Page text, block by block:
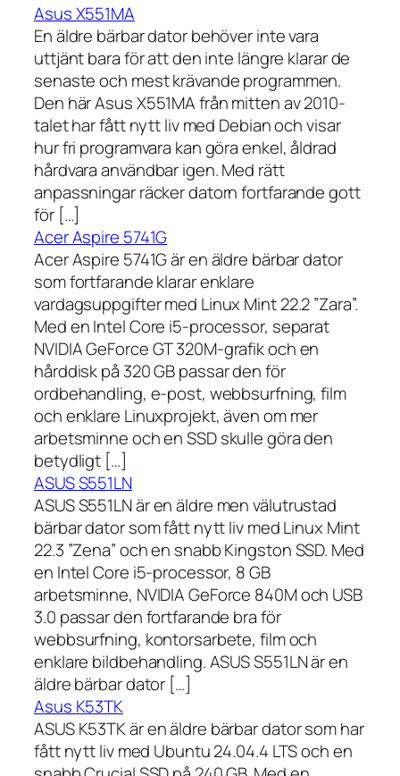
Asus X551MA
En äldre bärbar dator behöver inte vara
uttjänt bara för att den inte längre klarar de
senaste och mest krävande programmen.
Den här Asus X551MA från mitten av 2010-
talet har fått nytt liv med Debian och visar
hur fri programvara kan göra enkel, åldrad
hårdvara användbar igen. Med rätt
anpassningar räcker datorn fortfarande gott
för […]
Acer Aspire 5741G
Acer Aspire 5741G är en äldre bärbar dator
som fortfarande klarar enklare
vardagsuppgifter med Linux Mint 22.2 ”Zara”.
Med en Intel Core i5-processor, separat
NVIDIA GeForce GT 320M-grafik och en
hårddisk på 320 GB passar den för
ordbehandling, e-post, webbsurfning, film
och enklare Linuxprojekt, även om mer
arbetsminne och en SSD skulle göra den
betydligt […]
ASUS S551LN
ASUS S551LN är en äldre men välutrustad
bärbar dator som fått nytt liv med Linux Mint
22.3 ”Zena” och en snabb Kingston SSD. Med
en Intel Core i5-processor, 8 GB
arbetsminne, NVIDIA GeForce 840M och USB
3.0 passar den fortfarande bra för
webbsurfning, kontorsarbete, film och
enklare bildbehandling. ASUS S551LN är en
äldre bärbar dator […]
Asus K53TK
ASUS K53TK är en äldre bärbar dator som har
fått nytt liv med Ubuntu 24.04.4 LTS och en